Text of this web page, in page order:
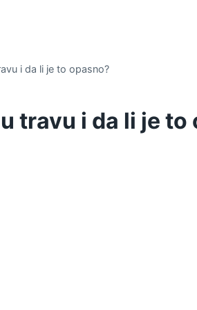
i da li je to opasno?
travu i da li je to